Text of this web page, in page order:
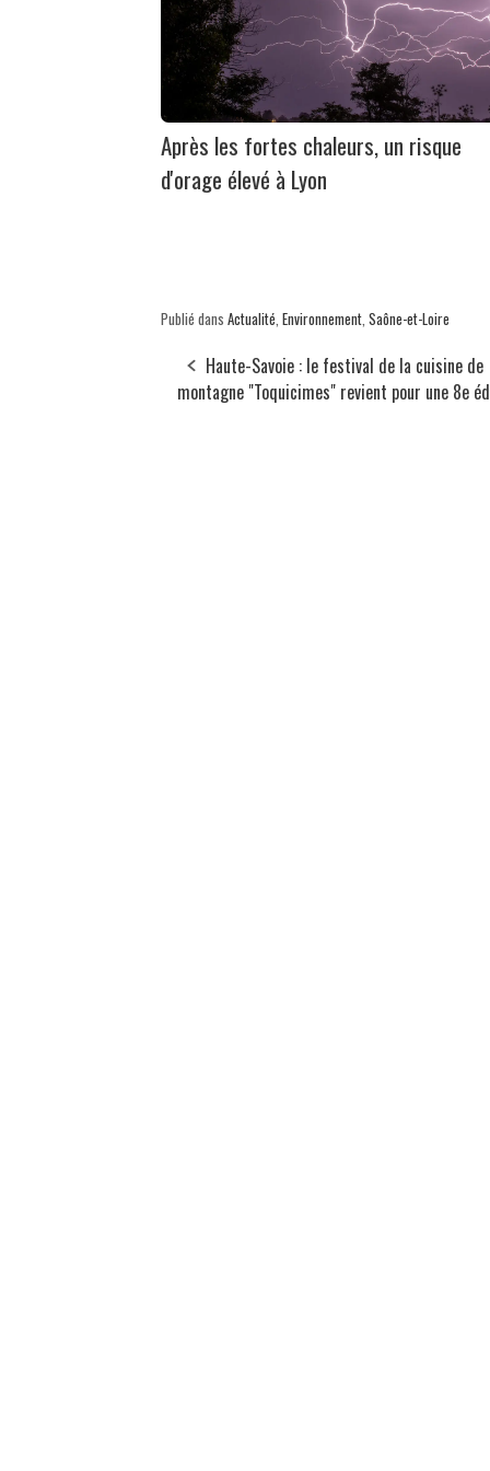
Après les fortes chaleurs, un risque
d'orage élevé à Lyon
Publié dans Actualité, Environnement, Saône-et-Loire
Haute-Savoie : le festival de la cuisine de
montagne "Toquicimes" revient pour une 8e